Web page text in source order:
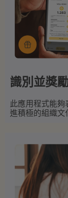
識別並獎
此應用程式能
進積極的組織文